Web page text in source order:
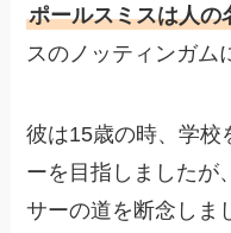
ポールスミスは人の
スのノッティンガム
彼は15歳の時、学校
ーを目指しましたが
サーの道を断念しま